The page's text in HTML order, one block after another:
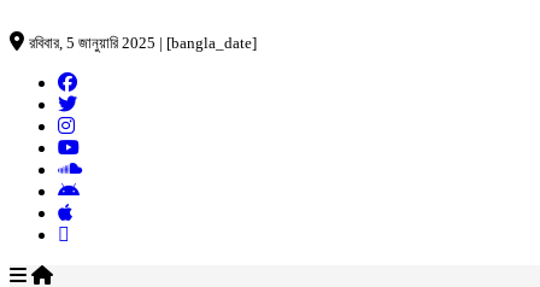
রবিবার, 5 জানুয়ারি 2025 | [bangla_date]